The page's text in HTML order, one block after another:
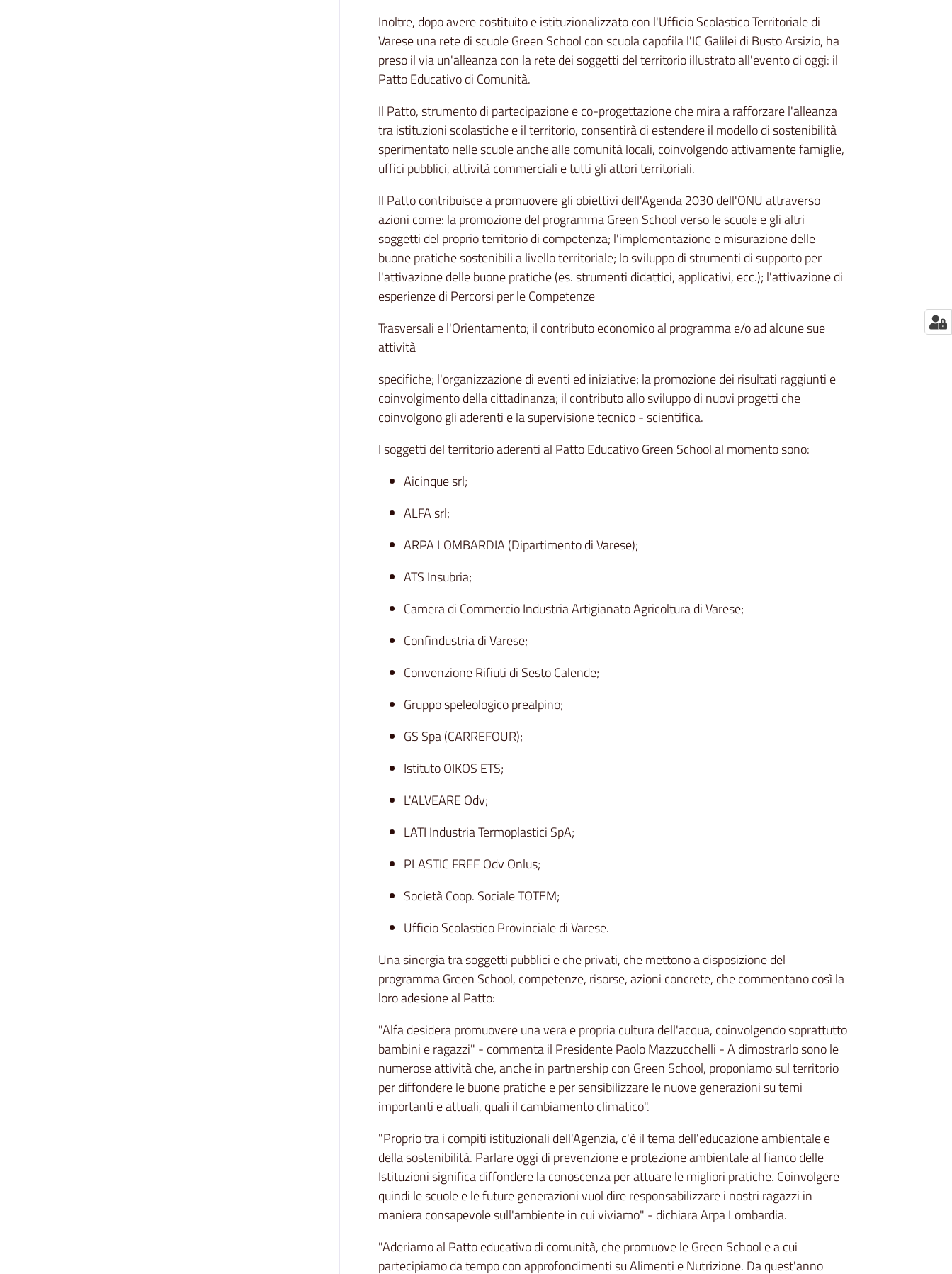
Inoltre, dopo avere costituito e istituzionalizzato con l'Ufficio Scolastico Territoriale di
Varese una rete di scuole Green School con scuola capofila l'IC Galilei di Busto Arsizio, ha
preso il via un'alleanza con la rete dei soggetti del territorio illustrato all'evento di oggi: il
Patto Educativo di Comunità.
Il Patto, strumento di partecipazione e co-progettazione che mira a rafforzare l'alleanza
tra istituzioni scolastiche e il territorio, consentirà di estendere il modello di sostenibilità
sperimentato nelle scuole anche alle comunità locali, coinvolgendo attivamente famiglie,
uffici pubblici, attività commerciali e tutti gli attori territoriali.
Il Patto contribuisce a promuovere gli obiettivi dell'Agenda 2030 dell'ONU attraverso
azioni come: la promozione del programma Green School verso le scuole e gli altri
soggetti del proprio territorio di competenza; l'implementazione e misurazione delle
buone pratiche sostenibili a livello territoriale; lo sviluppo di strumenti di supporto per
l'attivazione delle buone pratiche (es. strumenti didattici, applicativi, ecc.); l'attivazione di
esperienze di Percorsi per le Competenze
Trasversali e l'Orientamento; il contributo economico al programma e/o ad alcune sue
attività
specifiche; l'organizzazione di eventi ed iniziative; la promozione dei risultati raggiunti e
coinvolgimento della cittadinanza; il contributo allo sviluppo di nuovi progetti che
coinvolgono gli aderenti e la supervisione tecnico - scientifica.
I soggetti del territorio aderenti al Patto Educativo Green School al momento sono:
Aicinque srl;
ALFA srl;
ARPA LOMBARDIA (Dipartimento di Varese);
ATS Insubria;
Camera di Commercio Industria Artigianato Agricoltura di Varese;
Confindustria di Varese;
Convenzione Rifiuti di Sesto Calende;
Gruppo speleologico prealpino;
GS Spa (CARREFOUR);
Istituto OIKOS ETS;
L'ALVEARE Odv;
LATI Industria Termoplastici SpA;
PLASTIC FREE Odv Onlus;
Società Coop. Sociale TOTEM;
Ufficio Scolastico Provinciale di Varese.
Una sinergia tra soggetti pubblici e che privati, che mettono a disposizione del
programma Green School, competenze, risorse, azioni concrete, che commentano così la
loro adesione al Patto:
"Alfa desidera promuovere una vera e propria cultura dell'acqua, coinvolgendo soprattutto
bambini e ragazzi" - commenta il Presidente Paolo Mazzucchelli - A dimostrarlo sono le
numerose attività che, anche in partnership con Green School, proponiamo sul territorio
per diffondere le buone pratiche e per sensibilizzare le nuove generazioni su temi
importanti e attuali, quali il cambiamento climatico".
"Proprio tra i compiti istituzionali dell'Agenzia, c'è il tema dell'educazione ambientale e
della sostenibilità. Parlare oggi di prevenzione e protezione ambientale al fianco delle
Istituzioni significa diffondere la conoscenza per attuare le migliori pratiche. Coinvolgere
quindi le scuole e le future generazioni vuol dire responsabilizzare i nostri ragazzi in
maniera consapevole sull'ambiente in cui viviamo" - dichiara Arpa Lombardia.
"Aderiamo al Patto educativo di comunità, che promuove le Green School e a cui
partecipiamo da tempo con approfondimenti su Alimenti e Nutrizione. Da quest'anno